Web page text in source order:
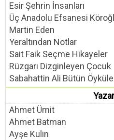
Esir Şehrin İnsanları
Üç Anadolu Efsanesi
Martin Eden
Yeraltından Notlar
Sait Faik Seçme Hikayeler
Rüzgarı Dizginleyen Çocuk
Sabahattin Ali Bütün
Ahmet Ümit
Ahmet Batman
Ayşe Kulin